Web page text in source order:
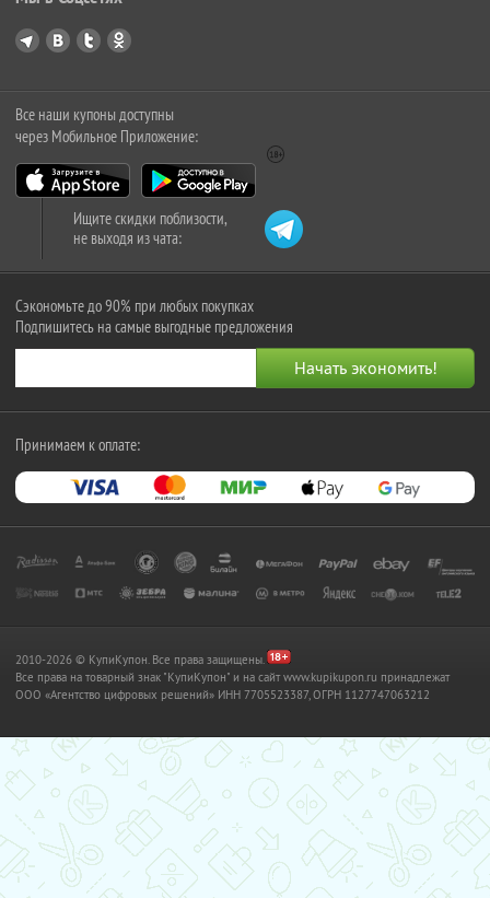
Все наши купоны доступны
через Мобильное Приложение:
Ищите скидки поблизости,
не выходя из чата:
Сэкономьте до 90% при любых покупках
Подпишитесь на самые выгодные предложения
Принимаем к оплате:
2010-2026 © КупиКупон. Все права защищены.
Все права на товарный знак "КупиКупон" и на сайт www.kupikupon.ru принадлежат
OOO «Агентство цифровых решений» ИНН 7705523387, ОГРН 1127747063212